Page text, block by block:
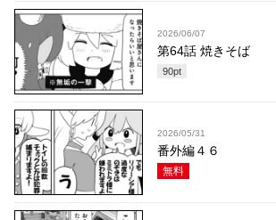
2026/06/07
第64話 焼きそば
90pt
2026/05/31
番外編４６
無料